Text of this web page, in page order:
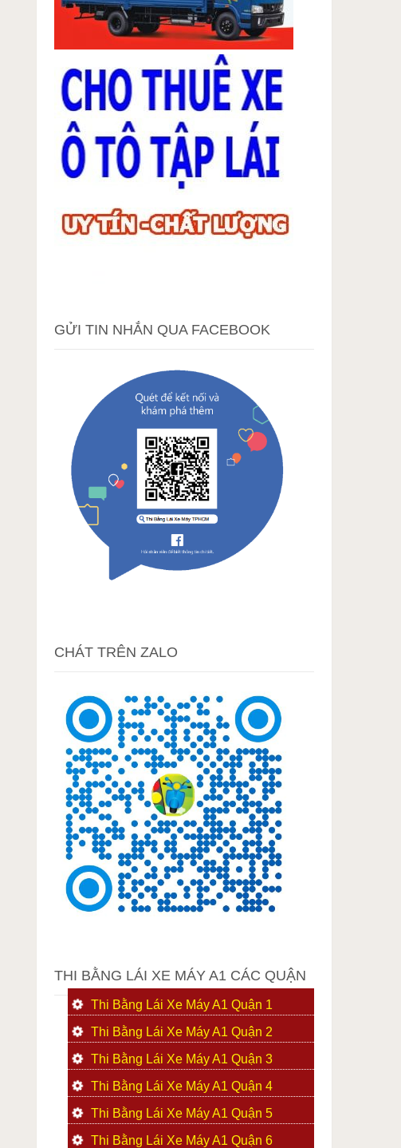
GỬI TIN NHẮN QUA FACEBOOK
CHÁT TRÊN ZALO
THI BẰNG LÁI XE MÁY A1 CÁC QUẬN
Thi Bằng Lái Xe Máy A1 Quận 1
Thi Bằng Lái Xe Máy A1 Quận 2
Thi Bằng Lái Xe Máy A1 Quận 3
Thi Bằng Lái Xe Máy A1 Quận 4
Thi Bằng Lái Xe Máy A1 Quận 5
Thi Bằng Lái Xe Máy A1 Quận 6